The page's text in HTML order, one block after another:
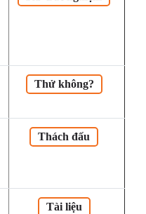
Thử không?
Thách đấu
Tài liệu